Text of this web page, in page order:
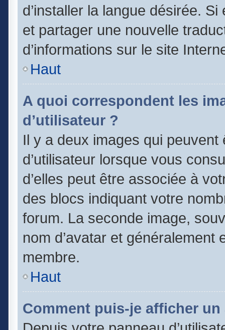
d’installer la langue désirée.
et partager une nouvelle
d’informations sur le site
Haut
A quoi correspondent les
d’utilisateur ?
Il y a deux images qui
d’utilisateur lorsque vous
d’elles peut être associée à
des blocs indiquant votre
forum. La seconde image,
nom d’avatar et
membre.
Haut
Comment puis-je afficher un